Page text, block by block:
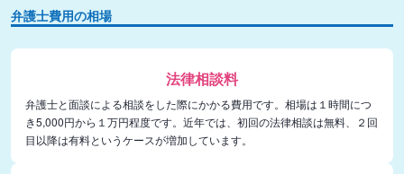
弁護士費用の相場
法律相談料
弁護士と面談による相談をした際にかかる費用です。相場は１時間につ
き5,000円から１万円程度です。近年では、初回の法律相談は無料、２回
目以降は有料というケースが増加しています。